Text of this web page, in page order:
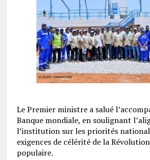
‎Le Premier ministre a salué
Banque mondiale, en soulignant
l’institution sur les priorités
exigences de célérité de la
populaire.